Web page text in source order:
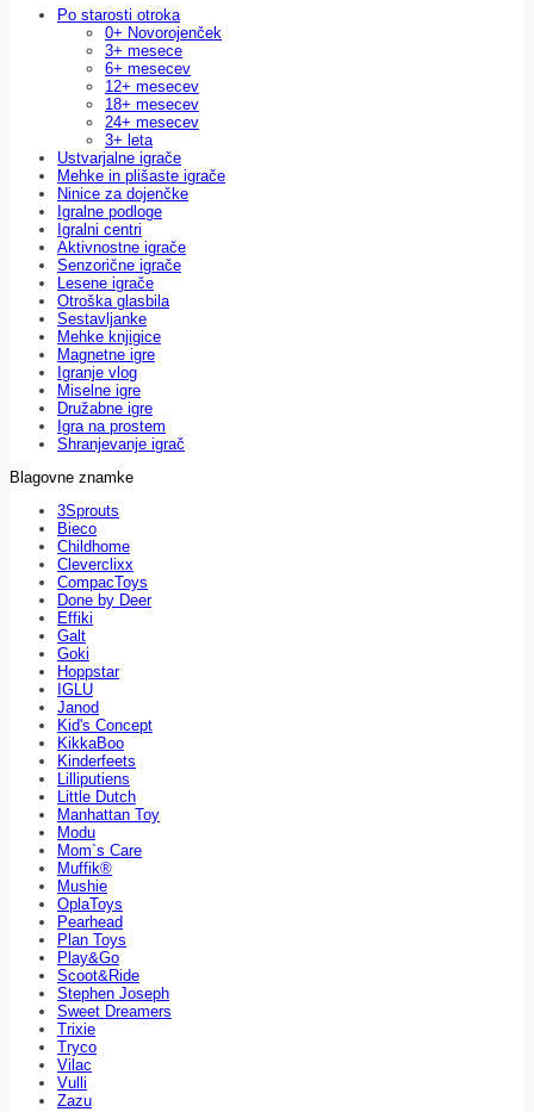
Po starosti otroka
0+ Novorojenček
3+ mesece
6+ mesecev
12+ mesecev
18+ mesecev
24+ mesecev
3+ leta
Ustvarjalne igrače
Mehke in plišaste igrače
Ninice za dojenčke
Igralne podloge
Igralni centri
Aktivnostne igrače
Senzorične igrače
Lesene igrače
Otroška glasbila
Sestavljanke
Mehke knjigice
Magnetne igre
Igranje vlog
Miselne igre
Družabne igre
Igra na prostem
Shranjevanje igrač
Blagovne znamke
3Sprouts
Bieco
Childhome
Cleverclixx
CompacToys
Done by Deer
Effiki
Galt
Goki
Hoppstar
IGLU
Janod
Kid's Concept
KikkaBoo
Kinderfeets
Lilliputiens
Little Dutch
Manhattan Toy
Modu
Mom`s Care
Muffik®
Mushie
OplaToys
Pearhead
Plan Toys
Play&Go
Scoot&Ride
Stephen Joseph
Sweet Dreamers
Trixie
Tryco
Vilac
Vulli
Zazu